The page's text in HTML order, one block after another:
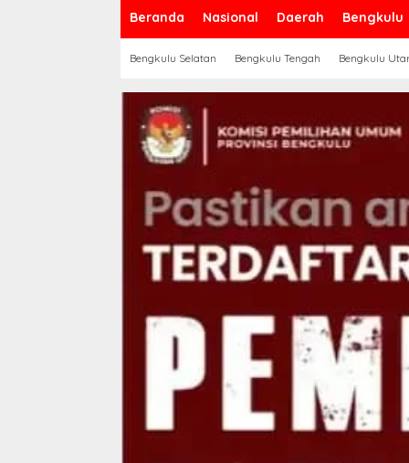
Beranda Nasional Daerah Bengkulu
Bengkulu Selatan Bengkulu Tengah Bengkulu